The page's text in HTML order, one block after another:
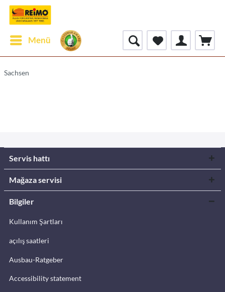
Menü
Sachsen
Servis hattı
Mağaza servisi
Bilgiler
Kullanım Şartları
açılış saatleri
Ausbau-Ratgeber
Accessibility statement